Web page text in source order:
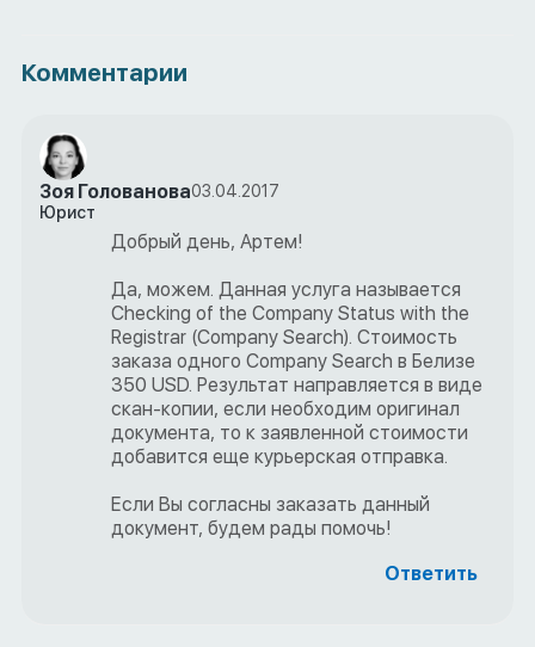
Комментарии
Зоя Голованова03.04.2017
Юрист
Добрый день, Артем!
Да, можем. Данная услуга называется
Checking of the Company Status with the
Registrar (Company Search). Стоимость
заказа одного Company Search в Белизе
350 USD. Результат направляется в виде
скан-копии, если необходим оригинал
документа, то к заявленной стоимости
добавится еще курьерская отправка.
Если Вы согласны заказать данный
документ, будем рады помочь!
Ответить